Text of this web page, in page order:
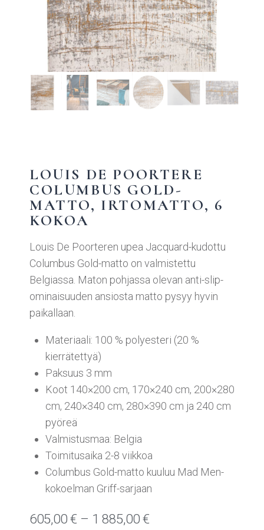
LOUIS DE POORTERE
COLUMBUS GOLD-
MATTO, IRTOMATTO, 6
KOKOA
Louis De Poorteren upea Jacquard-kudottu
Columbus Gold-matto on valmistettu
Belgiassa. Maton pohjassa olevan anti-slip-
ominaisuuden ansiosta matto pysyy hyvin
paikallaan.
Materiaali: 100 % polyesteri (20 %
kierrätettyä)
Paksuus 3 mm
Koot 140×200 cm, 170×240 cm, 200×280
cm, 240×340 cm, 280×390 cm ja 240 cm
pyöreä
Valmistusmaa: Belgia
Toimitusaika 2-8 viikkoa
Columbus Gold-matto kuuluu Mad Men-
kokoelman Griff-sarjaan
605,00€ – 1 885,00€